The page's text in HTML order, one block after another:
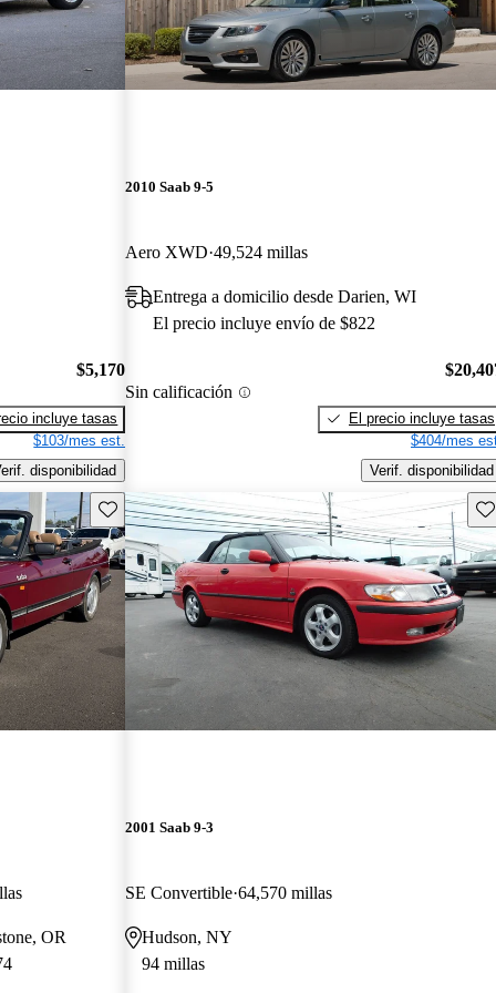
$5,170
incluye tasas
$103/mes est.
disponibilidad
2010 Saab 9-5
Aero XWD 49,524 millas
Entrega a domicilio desde Darien, WI
El precio incluye envío de $822
Sin calificación
El precio incluye tasas
$404/mes
Verif. disponibilidad
Guarda este Aviso
OR
2001 Saab 9-3
SE Convertible 64,570 millas
Hudson, NY
94 millas